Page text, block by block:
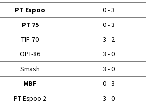
PT Espoo 0 - 3
PT 75 0 - 3
TIP-70 3 - 2
OPT-86 3 - 0
Smash 3 - 0
MBF 0 - 3
PT Espoo 2 3 - 0